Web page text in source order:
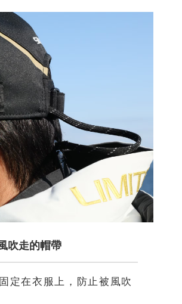
吹走的帽帶
定在衣服上，防止被風吹